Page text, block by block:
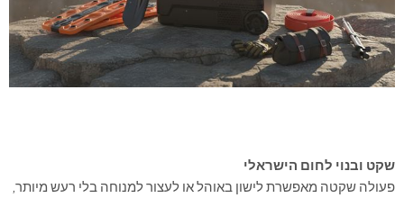
שקט ובנוי לחום הישראלי
פעולה שקטה מאפשרת לישון באוהל או לעצור למנוחה בלי רעש מיותר,